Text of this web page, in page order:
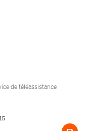
de téléassistance